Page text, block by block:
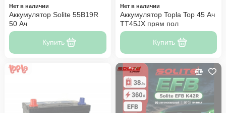
Нет в наличии
Аккумулятор Solite 55B19R
50 Ач
Купить
Нет в наличии
Аккумулятор Topla Top 45 Ач
TT45JX прям пол
Купить